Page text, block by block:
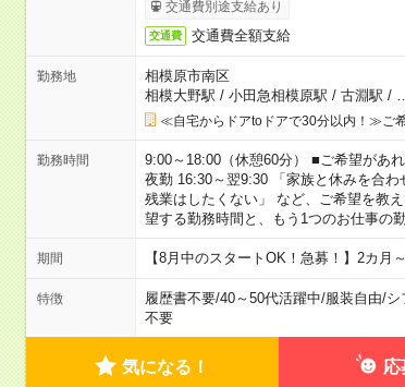
交通費別途支給あり
交通費 交通費全額支給
勤務地
相模原市南区
相模大野駅 / 小田急相模原駅 / 古淵駅 /
≪自宅からドアtoドアで30分以内！≫ご希
勤務時間
9:00～18:00（休憩60分） ■ご希望があ
夜勤 16:30～翌9:30 「家族と休みを合
残業はしたくない」 など、ご希望を教
望する勤務時間と、もう1つのお仕事の
期間 【8月中のスタートOK！急募！】2カ
特徴 履歴書不要/40～50代活躍中/服装自由/シ
不要
気になる！ 応